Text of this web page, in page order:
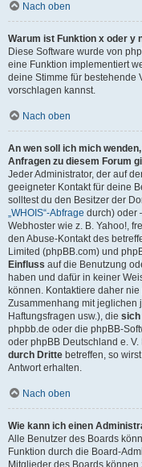
Nach oben
Warum ist Funktion x oder y
Diese Software wurde von
eine Funktion implementiert
deine Stimme für bestehende
vorschlagen kannst.
Nach oben
An wen soll ich mich
Anfragen zu diesem Forum
Jeder Administrator, der auf
geeigneter Kontakt für deine
solltest du den Besitzer der
„WHOIS“-Abfrage durch) oder
Webhoster wie z. B. Yahoo!,
den Abuse-Kontakt des
Limited (phpBB.com) und
Einfluss auf die Benutzung
haben und dafür in keiner
können. Kontaktiere daher
Zusammenhang mit jeglichen
Haftungsfragen usw.), die sich
phpbb.de oder die phpBB-
oder phpBB Deutschland e.
durch Dritte betreffen, so
Antwort erhalten.
Nach oben
Wie kann ich einen
Alle Benutzer des Boards
Funktion durch die Board-
Mitglieder des Boards können